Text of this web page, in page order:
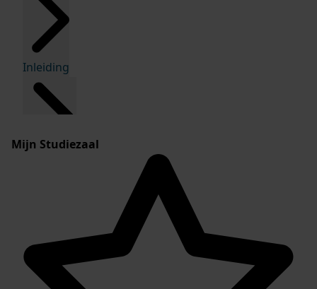
Inleiding
Mijn Studiezaal